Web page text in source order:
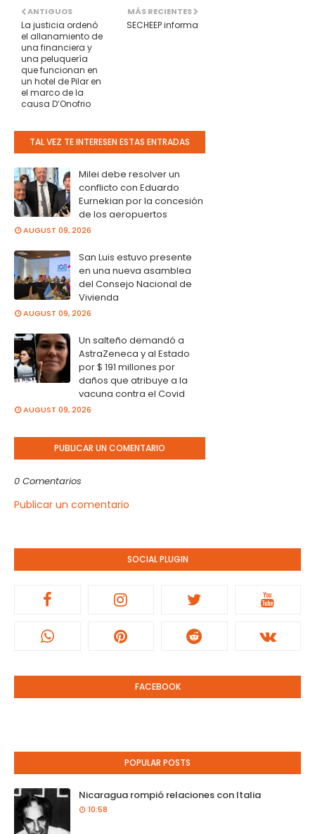
MÁS RECIENTES
SECHEEP informa
ANTIGUOS
La justicia ordenó
el allanamiento de
una financiera y
una peluquería
que funcionan en
un hotel de Pilar en
el marco de la
causa D’Onofrio
TAL VEZ TE INTERESEN ESTAS ENTRADAS
Milei debe resolver un
conflicto con Eduardo
Eurnekian por la concesión
de los aeropuertos
AUGUST 09, 2026
San Luis estuvo presente
en una nueva asamblea
del Consejo Nacional de
Vivienda
AUGUST 09, 2026
Un salteño demandó a
AstraZeneca y al Estado
por $ 191 millones por
daños que atribuye a la
vacuna contra el Covid
AUGUST 09, 2026
PUBLICAR UN COMENTARIO
0 Comentarios
Publicar un comentario
SOCIAL PLUGIN
FACEBOOK
POPULAR POSTS
Nicaragua rompió relaciones con Italia
10:58